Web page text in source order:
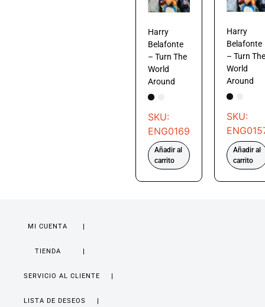
Harry
Belafonte
– Turn The
World
Around
SKU:
ENG0169
Añadir al
carrito
Harry
Belafonte
– Turn The
World
Around
SKU:
Añadir al
carrito
MI CUENTA
TIENDA
SERVICIO AL CLIENTE
LISTA DE DESEOS